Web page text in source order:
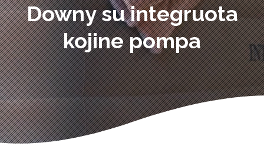
Downy su integruota
kojine pompa